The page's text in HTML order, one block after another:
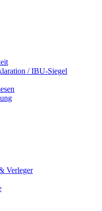
/ IBU-Siegel
Verleger